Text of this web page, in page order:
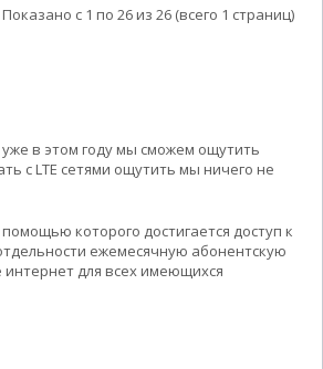
Показано с 1 по 26 из 26 (всего 1 страниц)
в этом году мы сможем ощутить
с LTE сетями ощутить мы ничего не
которого достигается доступ к
ежемесячную абонентскую
интернет для всех имеющихся